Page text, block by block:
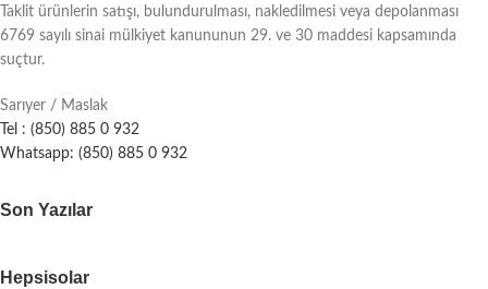
Taklit ürünlerin satışı, bulundurulması, nakledilmesi veya depolanması
6769 sayılı sinai mülkiyet kanununun 29. ve 30 maddesi kapsamında
suçtur.
Sarıyer / Maslak
Tel : (850) 885 0 932
Whatsapp: (850) 885 0 932
Son Yazılar
Hepsisolar